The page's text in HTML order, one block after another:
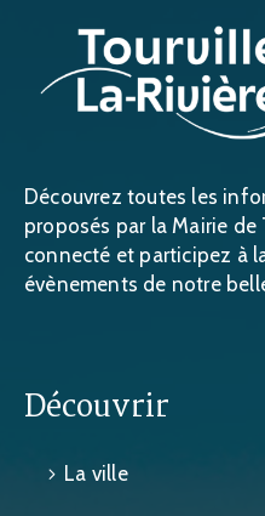
Découvrez toutes les
proposés par la Mairie de
connecté et participez à
évènements de notre
Découvrir
La ville